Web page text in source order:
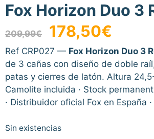
Fox Horizon Duo 3
209,99€
El
precio
original
era:
209,99€.
178,50€
actual
es:
178,50€.
Ref CRP027 — Fox Horizon Duo 3
de 3 cañas con diseño de doble
patas y cierres de latón. Altura
Camolite incluida · Stock
· Distribuidor oficial Fox en España
Sin existencias